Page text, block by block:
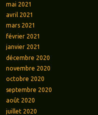
mai 2021
avril 2021
mars 2021
février 2021
janvier 2021
décembre 2020
novembre 2020
octobre 2020
septembre 2020
août 2020
juillet 2020